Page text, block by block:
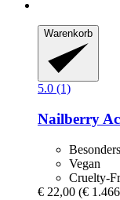
Warenkorb
5.0 (1)
Nailberry
Vegan
Cruelty-
€ 22,00 (€